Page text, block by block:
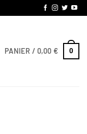
PANIER / 0,00€ 0